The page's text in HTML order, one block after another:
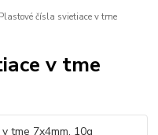
Plastové čísla svietiace v tme
v tme